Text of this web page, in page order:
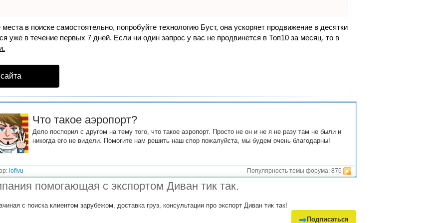
в поиске самостоятельно, попробуйте технологию Буст, она ускоряет продвижение в десятки
уже в течение первых 7 дней. Если ни один запрос у вас не продвинется в Топ10 за месяц, то в
Что такое аэропорт?
Дело поспорил с другом на тему того, что такое аэропорт. Просто не он и не я не разу там не были и
никогда его не видели. Помогите нам решить наш спор пожалуйста, мы будем очень благодарны!
lofivu Популярность темы форума: 876
помогающая с экспортом Диван тик так.
с поиска клиентом зарубежом, доставка груз, консультации про экспорт Диван тик так!
Подписаться